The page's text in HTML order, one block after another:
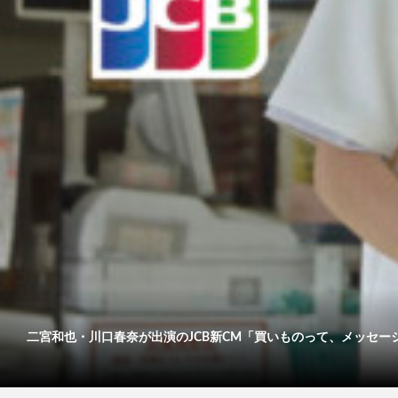
二宮和也・川口春奈が出演のJCB新CM「買いものって、メッセー